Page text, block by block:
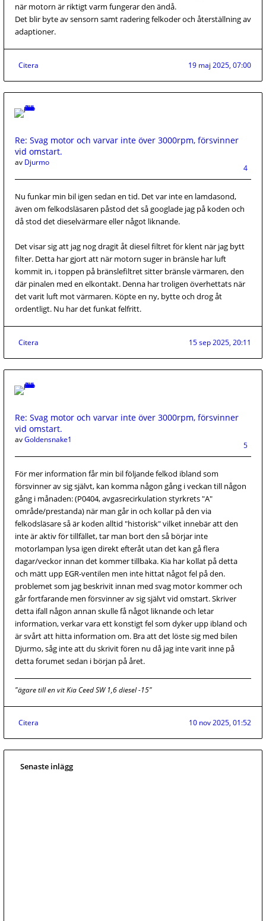
när motorn är riktigt varm fungerar den ändå.
Det blir byte av sensorn samt radering felkoder och återställning av
adaptioner.
Citera 19 maj 2025, 07:00
Re: Svag motor och varvar inte över 3000rpm, försvinner
vid omstart.
4
av Djurmo
Nu funkar min bil igen sedan en tid. Det var inte en lamdasond,
även om felkodsläsaren påstod det så googlade jag på koden och
då stod det dieselvärmare eller något liknande.
Det visar sig att jag nog dragit åt diesel filtret för klent när jag bytt
filter. Detta har gjort att när motorn suger in bränsle har luft
kommit in, i toppen på bränslefiltret sitter bränsle värmaren, den
där pinalen med en elkontakt. Denna har troligen överhettats när
det varit luft mot värmaren. Köpte en ny, bytte och drog åt
ordentligt. Nu har det funkat felfritt.
Citera 15 sep 2025, 20:11
Re: Svag motor och varvar inte över 3000rpm, försvinner
vid omstart.
5
avGoldensnake1
För mer information får min bil följande felkod ibland som
försvinner av sig självt, kan komma någon gång i veckan till någon
gång i månaden: (P0404, avgasrecirkulation styrkrets "A"
område/prestanda) när man går in och kollar på den via
felkodsläsare så är koden alltid "historisk" vilket innebär att den
inte är aktiv för tillfället, tar man bort den så börjar inte
motorlampan lysa igen direkt efteråt utan det kan gå flera
dagar/veckor innan det kommer tillbaka. Kia har kollat på detta
och mätt upp EGR-ventilen men inte hittat något fel på den.
problemet som jag beskrivit innan med svag motor kommer och
går fortfarande men försvinner av sig självt vid omstart. Skriver
detta ifall någon annan skulle få något liknande och letar
information, verkar vara ett konstigt fel som dyker upp ibland och
är svårt att hitta information om. Bra att det löste sig med bilen
Djurmo, såg inte att du skrivit fören nu då jag inte varit inne på
detta forumet sedan i början på året.
"ägare till en vit Kia Ceed SW 1,6 diesel -15"
Citera 10 nov 2025, 01:52
Senaste inlägg